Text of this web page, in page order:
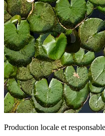
Production locale et responsable